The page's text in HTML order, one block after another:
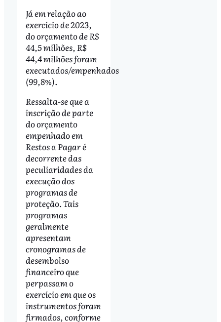
Já em relação ao
exercício de 2023,
do orçamento de R$
44,5 milhões, R$
44,4 milhões foram
executados/empenhados
(99,8%).
Ressalta-se que a
inscrição de parte
do orçamento
empenhado em
Restos a Pagar é
decorrente das
peculiaridades da
execução dos
programas de
proteção. Tais
programas
geralmente
apresentam
cronogramas de
desembolso
financeiro que
perpassam o
exercício em que os
instrumentos foram
firmados, conforme